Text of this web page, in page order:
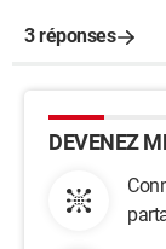
3 réponses
DEVENEZ